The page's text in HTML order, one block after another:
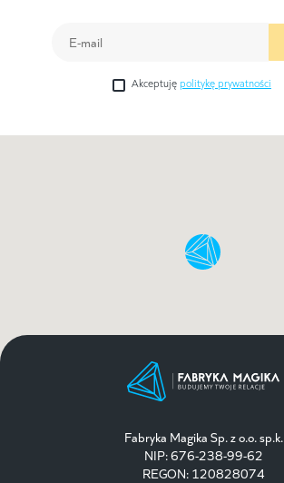
Akceptuję politykę prywatności
Fabryka Magika Sp. z o.o. sp.k.
NIP: 676-238-99-62
REGON: 120828074